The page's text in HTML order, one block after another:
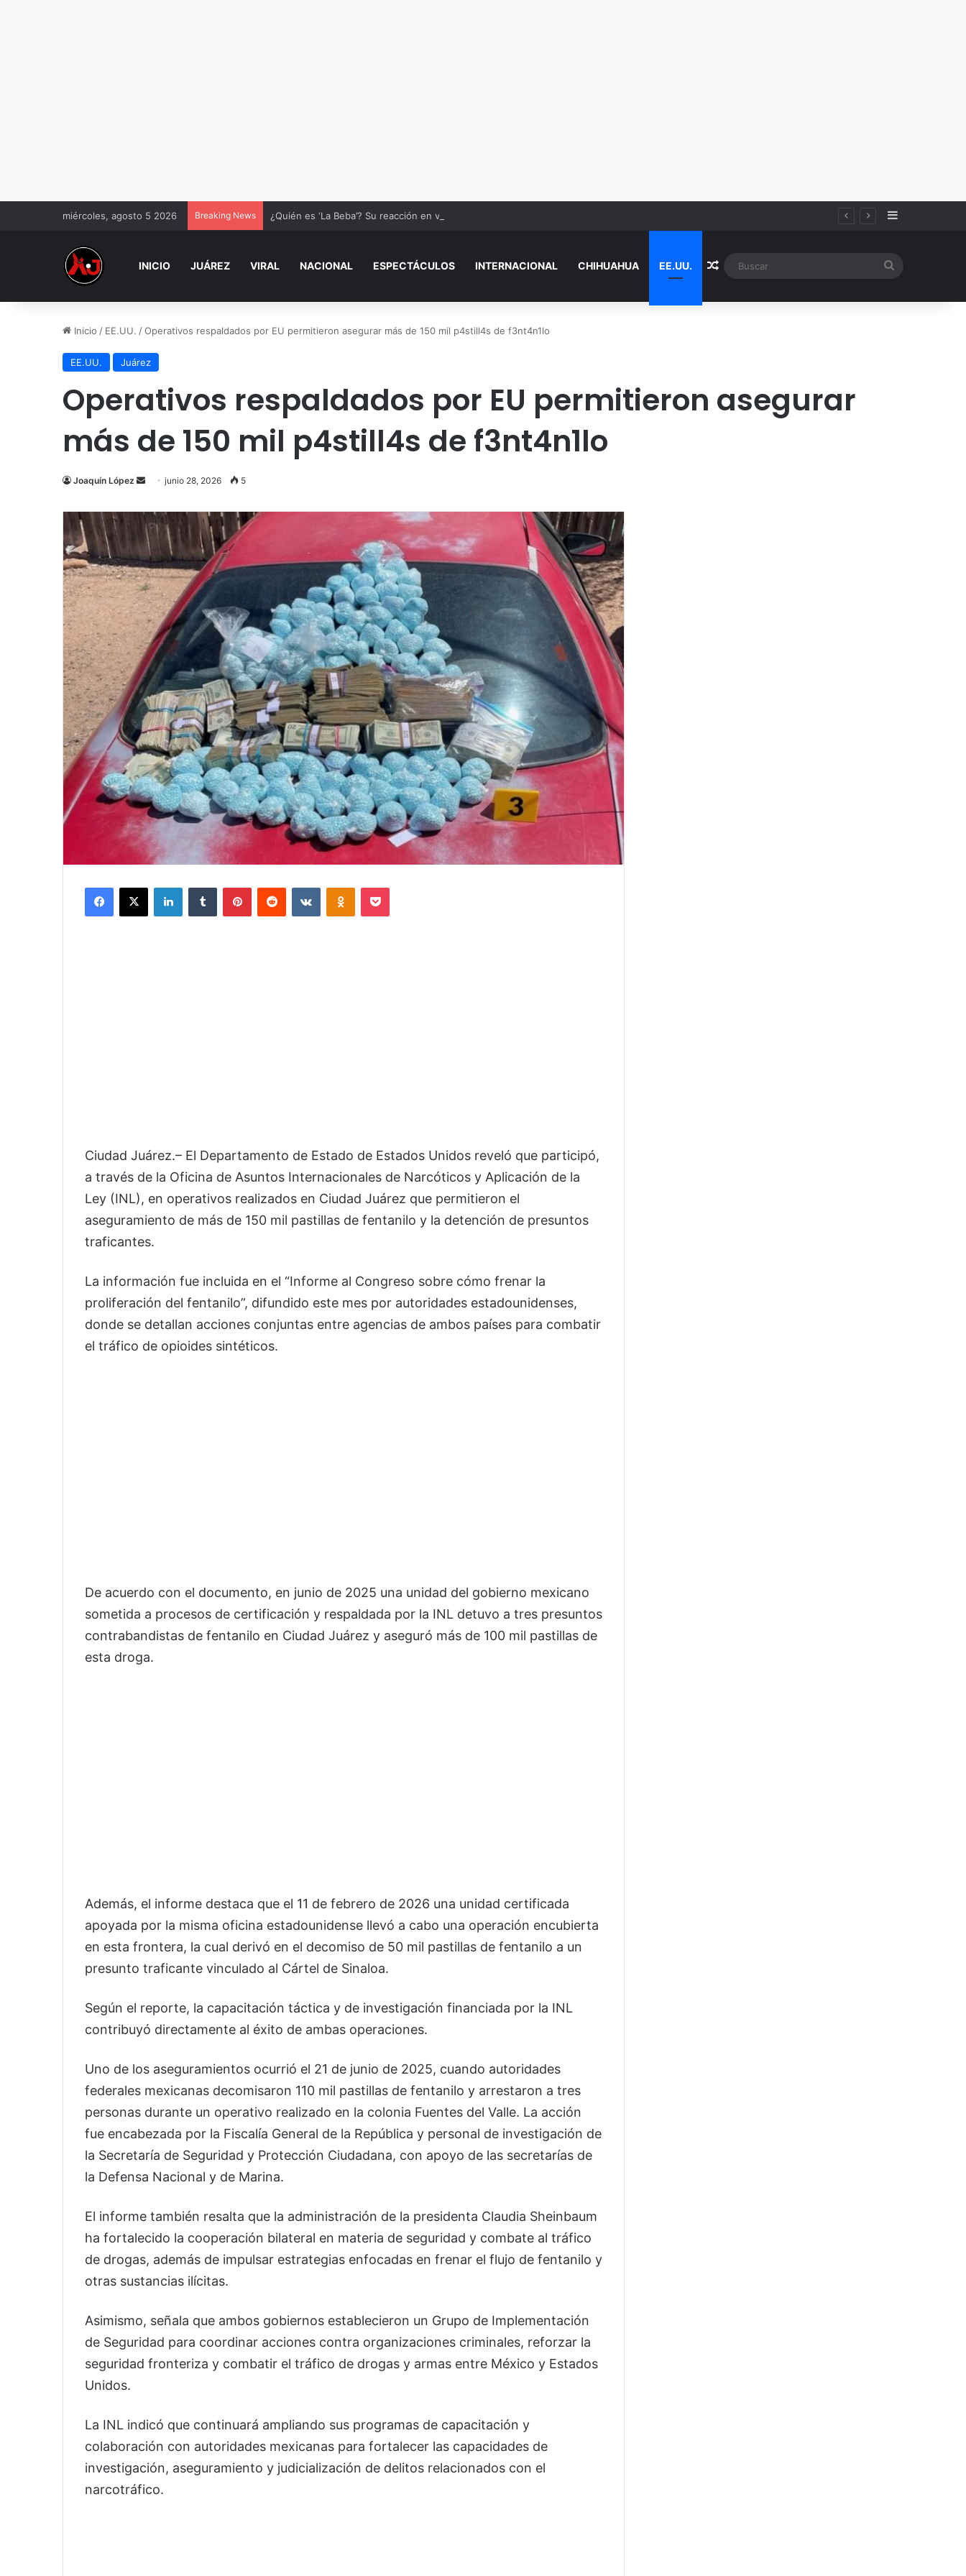
miércoles, agosto 5 2026 Breaking News ¿Quién es ‘La Beba’? Su reacción en vivo tras la mu3rt3 de César Gastélum se viraliza Sidebar
INICIO JUÁREZ VIRAL NACIONAL ESPECTÁCULOS INTERNACIONAL CHIHUAHUA EE.UU. Random Article
Inicio / EE.UU. /Operativos respaldados por EU permitieron asegurar más de 150 mil p4still4s de f3nt4n1lo
EE.UU. Juárez
Operativos respaldados por EU permitieron asegurar
más de 150 mil p4still4s de f3nt4n1lo
Joaquín López
Send
email
junio 28, 2026 5
Facebook
X LinkedInTumblr PinterestReddit VKontakteOdnoklassniki
Pocket
Ciudad Juárez.– El Departamento de Estado de Estados Unidos reveló que participó,
a través de la Oficina de Asuntos Internacionales de Narcóticos y Aplicación de la
Ley (INL), en operativos realizados en Ciudad Juárez que permitieron el
aseguramiento de más de 150 mil pastillas de fentanilo y la detención de presuntos
traficantes.
La información fue incluida en el “Informe al Congreso sobre cómo frenar la
proliferación del fentanilo”, difundido este mes por autoridades estadounidenses,
donde se detallan acciones conjuntas entre agencias de ambos países para combatir
el tráfico de opioides sintéticos.
De acuerdo con el documento, en junio de 2025 una unidad del gobierno mexicano
sometida a procesos de certificación y respaldada por la INL detuvo a tres presuntos
contrabandistas de fentanilo en Ciudad Juárez y aseguró más de 100 mil pastillas de
esta droga.
Además, el informe destaca que el 11 de febrero de 2026 una unidad certificada
apoyada por la misma oficina estadounidense llevó a cabo una operación encubierta
en esta frontera, la cual derivó en el decomiso de 50 mil pastillas de fentanilo a un
presunto traficante vinculado al Cártel de Sinaloa.
Según el reporte, la capacitación táctica y de investigación financiada por la INL
contribuyó directamente al éxito de ambas operaciones.
Uno de los aseguramientos ocurrió el 21 de junio de 2025, cuando autoridades
federales mexicanas decomisaron 110 mil pastillas de fentanilo y arrestaron a tres
personas durante un operativo realizado en la colonia Fuentes del Valle. La acción
fue encabezada por la Fiscalía General de la República y personal de investigación de
la Secretaría de Seguridad y Protección Ciudadana, con apoyo de las secretarías de
la Defensa Nacional y de Marina.
El informe también resalta que la administración de la presidenta Claudia Sheinbaum
ha fortalecido la cooperación bilateral en materia de seguridad y combate al tráfico
de drogas, además de impulsar estrategias enfocadas en frenar el flujo de fentanilo y
otras sustancias ilícitas.
Asimismo, señala que ambos gobiernos establecieron un Grupo de Implementación
de Seguridad para coordinar acciones contra organizaciones criminales, reforzar la
seguridad fronteriza y combatir el tráfico de drogas y armas entre México y Estados
Unidos.
La INL indicó que continuará ampliando sus programas de capacitación y
colaboración con autoridades mexicanas para fortalecer las capacidades de
investigación, aseguramiento y judicialización de delitos relacionados con el
narcotráfico.